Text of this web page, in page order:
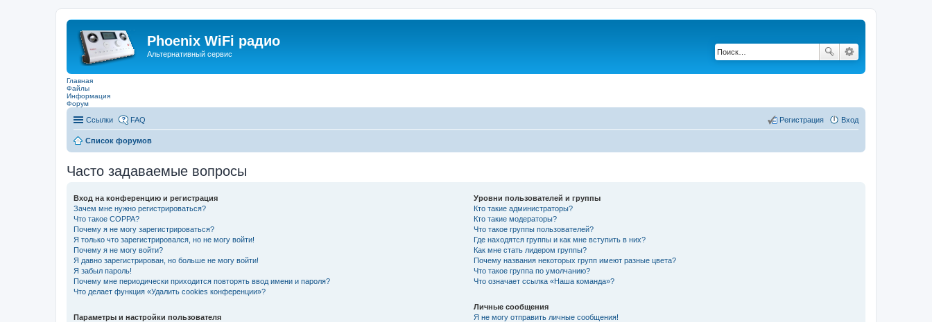
Phoenix WiFi радио
Альтернативный сервис
Главная
Файлы
Информация
Форум
Ссылки FAQ Вход
Регистрация
Список форумов
Часто задаваемые вопросы
Вход на конференцию и регистрация
Зачем мне нужно регистрироваться?
Что такое COPPA?
Почему я не могу зарегистрироваться?
Я только что зарегистрировался, но не могу войти!
Почему я не могу войти?
Я давно зарегистрирован, но больше не могу войти!
Я забыл пароль!
Почему мне периодически приходится повторять ввод имени и пароля?
Что делает функция «Удалить cookies конференции»?
Параметры и настройки пользователя
Уровни пользователей и группы
Кто такие администраторы?
Кто такие модераторы?
Что такое группы пользователей?
Где находятся группы и как мне вступить в них?
Как мне стать лидером группы?
Почему названия некоторых групп имеют разные цвета?
Что такое группа по умолчанию?
Что означает ссылка «Наша команда»?
Личные сообщения
Я не могу отправить личные сообщения!